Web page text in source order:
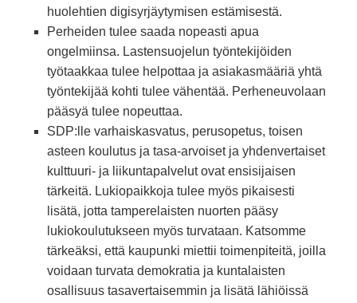
huolehtien digisyrjäytymisen estämisestä.
Perheiden tulee saada nopeasti apua
ongelmiinsa. Lastensuojelun työntekijöiden
työtaakkaa tulee helpottaa ja asiakasmääriä yhtä
työntekijää kohti tulee vähentää. Perheneuvolaan
pääsyä tulee nopeuttaa.
SDP:lle varhaiskasvatus, perusopetus, toisen
asteen koulutus ja tasa-arvoiset ja yhdenvertaiset
kulttuuri- ja liikuntapalvelut ovat ensisijaisen
tärkeitä. Lukiopaikkoja tulee myös pikaisesti
lisätä, jotta tamperelaisten nuorten pääsy
lukiokoulutukseen myös turvataan. Katsomme
tärkeäksi, että kaupunki miettii toimenpiteitä, joilla
voidaan turvata demokratia ja kuntalaisten
osallisuus tasavertaisemmin ja lisätä lähiöissä